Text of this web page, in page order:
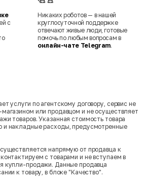
с
Никаких роботов — в нашей
круглосуточной поддержке
отвечают живые люди, готовые
помочь по любым вопросам в
онлайн-чате Telegram.
услуги по агентскому договору, сервис не
или продавцом и не осуществляет
товаров. Указанная стоимость товара
и накладные расходы, предусмотренные
напрямую от продавца к
с товарами и не вступаем в
купли-продажи. Данные продавца
к товару, в блоке "Качество".